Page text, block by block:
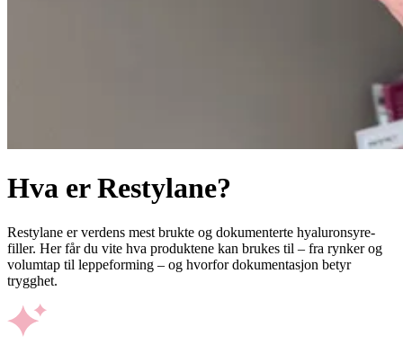
Hva er Restylane?
Restylane er verdens mest brukte og dokumenterte hyaluronsyre-
filler. Her får du vite hva produktene kan brukes til – fra rynker og
volumtap til leppeforming – og hvorfor dokumentasjon betyr
trygghet.